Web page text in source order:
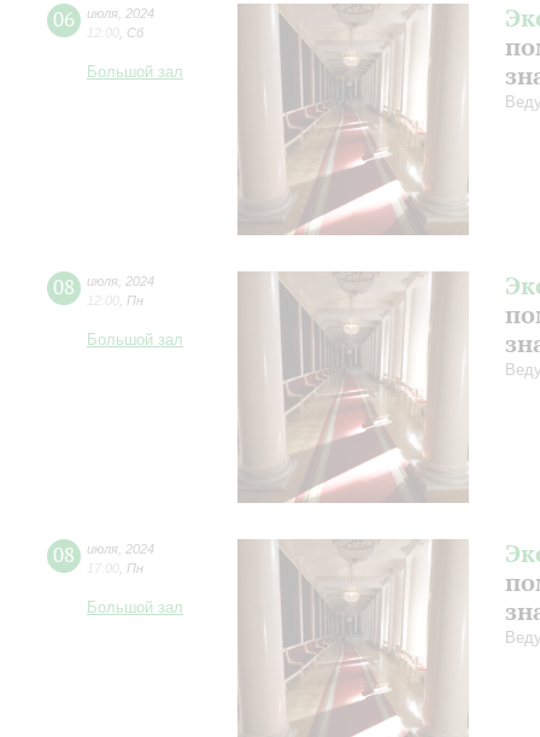
06 июля 2024
12:00 Сб
Большой зал
08 июля 2024
12:00 Пн
Большой зал
08 июля 2024
17:00 Пн
Большой зал